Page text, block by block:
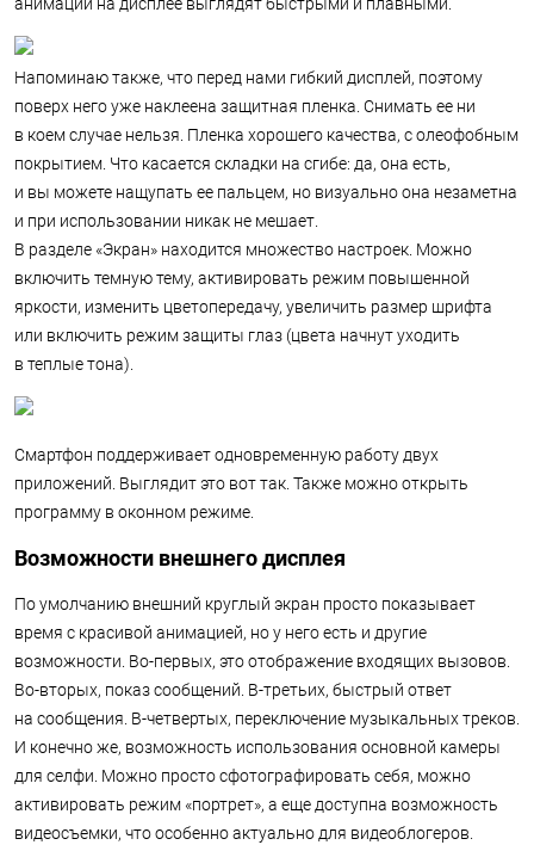
Напоминаю также, что перед нами гибкий дисплей, поэтому
поверх него уже наклеена защитная пленка. Снимать ее ни
в коем случае нельзя. Пленка хорошего качества, с олеофобным
покрытием. Что касается складки на сгибе: да, она есть,
и вы можете нащупать ее пальцем, но визуально она незаметна
и при использовании никак не мешает.
В разделе «Экран» находится множество настроек. Можно
включить темную тему, активировать режим повышенной
яркости, изменить цветопередачу, увеличить размер шрифта
или включить режим защиты глаз (цвета начнут уходить
в теплые тона).
Смартфон поддерживает одновременную работу двух
приложений. Выглядит это вот так. Также можно открыть
программу в оконном режиме.
Возможности внешнего дисплея
По умолчанию внешний круглый экран просто показывает
время с красивой анимацией, но у него есть и другие
возможности. Во-первых, это отображение входящих вызовов.
Во-вторых, показ сообщений. В-третьих, быстрый ответ
на сообщения. В-четвертых, переключение музыкальных треков.
И конечно же, возможность использования основной камеры
для селфи. Можно просто сфотографировать себя, можно
активировать режим «портрет», а еще доступна возможность
видеосъемки, что особенно актуально для видеоблогеров.